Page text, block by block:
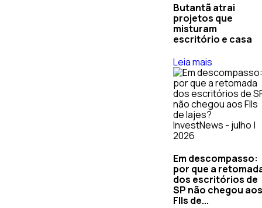
Butantã atrai
projetos que
misturam
escritório e casa
Leia mais
InvestNews - julho |
2026
Em descompasso:
por que a
dos escritórios de
SP não chegou
FIIs de...